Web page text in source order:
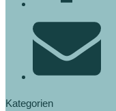
Kategorien